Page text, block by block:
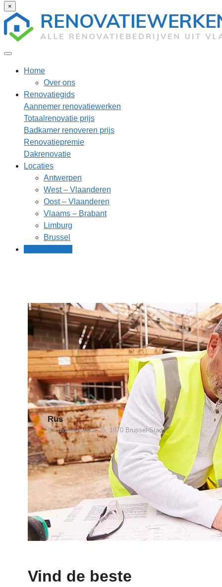
×
Home
Over ons
Renovatiegids
Aannemer renovatiewerken
Totaalrenovatie prijs
Badkamer renoveren prijs
Renovatiepremie
Dakrenovatie
Locaties
Antwerpen
West – Vlaanderen
Oost – Vlaanderen
Vlaams – Brabant
Limburg
Brussel
Rus
Orchideeënstraat 25, 1070 Brussel-Stad
Vind de beste